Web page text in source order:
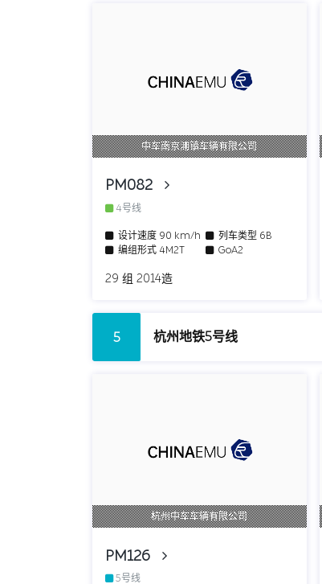
中车南京浦镇车辆有限公司
PM082
4号线
设计速度 90 km/h 列车类型 6B
编组形式 4M2T GoA2
29 组 2014造
5 杭州地铁5号线
杭州中车车辆有限公司
PM126
5号线